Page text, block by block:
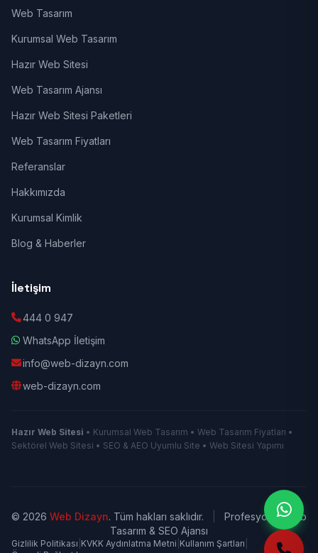
Web Tasarım
Kurumsal Web Tasarım
Hazır Web Sitesi
Web Tasarım Ajansı
Hazır Web Sitesi Paketleri
Web Tasarım Fiyatları
Referanslar
Hakkımızda
Kurumsal Kimlik
Blog & Haberler
İletişim
444 0 947
WhatsApp İletişim
info@web-dizayn.com
web-dizayn.com
Hazır Web Sitesi • Kurumsal Web Tasarım • Web Tasarım Fiyatları •
Sektörel Web Sitesi • SEO & AEO Uyumlu Site • Web Sitesi Yapımı
© 2026 Web Dizayn. Tüm hakları saklıdır.
Profesyonel Web
Tasarım & SEO Ajansı
Gizlilik Politikası KVKK Aydınlatma Metni Kullanım Şartları